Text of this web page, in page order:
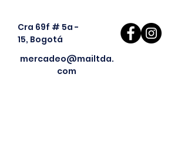
Cra 69f # 5a -
15, Bogotá
mercadeo@mailtda.
com